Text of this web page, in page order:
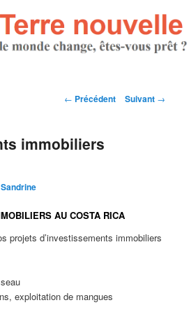
Navigation des articles
← Précédent Suivant →
immobiliers
Sandrine
AU COSTA RICA
projets d’investissements immobiliers
exploitation de mangues